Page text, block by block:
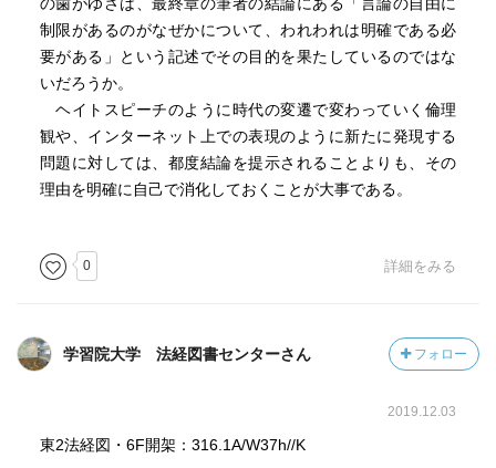
制限があるのがなぜかについて、われわれは明確である必
要がある」という記述でその目的を果たしているのではな
いだろうか。
ヘイトスピーチのように時代の変遷で変わっていく倫理
観や、インターネット上での表現のように新たに発現する
問題に対しては、都度結論を提示されることよりも、その
理由を明確に自己で消化しておくことが大事である。
0 詳細をみる
学習院大学 法経図書センターさん フォロー
2019.12.03
東2法経図・6F開架：316.1A/W37h//K